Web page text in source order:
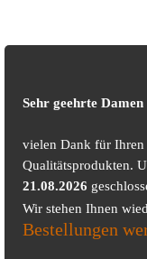
Sehr geehrte
vielen Dank für Ihren
Qualitätsprodukten.
21.08.2026
Wir stehen Ihnen
Bestellungen